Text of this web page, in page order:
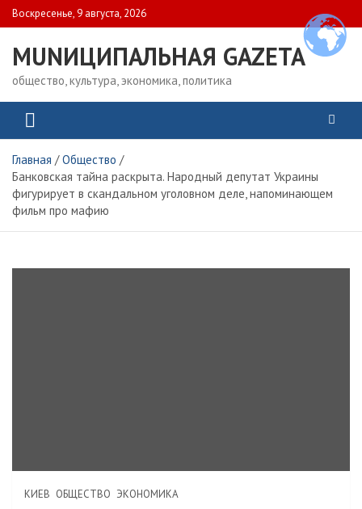
Skip
to
Воскресенье, 9 августа, 2026
MUNИЦИПАЛЬНАЯ GAZЕТА
общество, культура, экономика, политика
Главная
Общество
Банковская тайна раскрыта. Народный депутат Украины
фигурирует в скандальном уголовном деле, напоминающем
фильм про мафию
КИЕВ ОБЩЕСТВО ЭКОНОМИКА